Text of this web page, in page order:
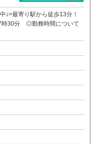
♪>最寄り駅から徒歩13分！
時30分 ◎勤務時間について